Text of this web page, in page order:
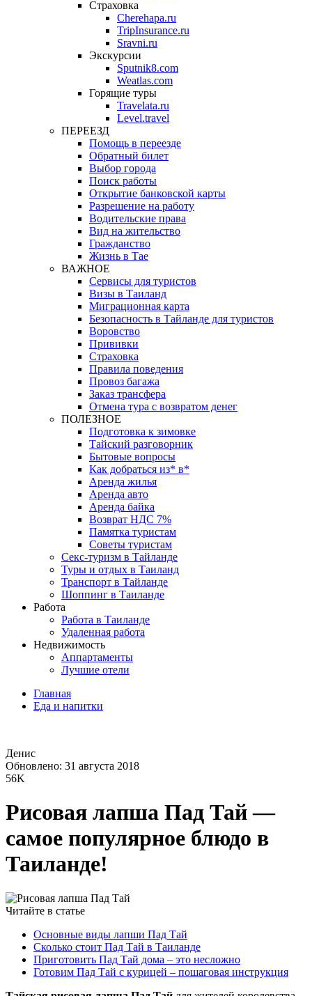
Страховка
Cherehapa.ru
TripInsurance.ru
Sravni.ru
Экскурсии
Sputnik8.com
Weatlas.com
Горящие туры
Travelata.ru
Level.travel
ПЕРЕЕЗД
Помощь в переезде
Обратный билет
Выбор города
Поиск работы
Открытие банковской карты
Разрешение на работу
Водительские права
Вид на жительство
Гражданство
Жизнь в Тае
ВАЖНОЕ
Сервисы для туристов
Визы в Таиланд
Миграционная карта
Безопасность в Тайланде для туристов
Воровство
Прививки
Страховка
Правила поведения
Провоз багажа
Заказ трансфера
Отмена тура с возвратом денег
ПОЛЕЗНОЕ
Подготовка к зимовке
Тайский разговорник
Бытовые вопросы
Как добраться из* в*
Аренда жилья
Аренда авто
Аренда байка
Возврат НДС 7%
Памятка туристам
Советы туристам
Секс-туризм в Тайланде
Туры и отдых в Таиланд
Транспорт в Тайланде
Шоппинг в Таиланде
Работа
Работа в Таиланде
Удаленная работа
Недвижимость
Аппартаменты
Лучшие отели
Главная
Еда и напитки
Денис
Обновлено: 31 августа 2018
56K
Рисовая лапша Пад Тай —
самое популярное блюдо в
Таиланде!
Читайте в статье
Основные виды лапши Пад Тай
Сколько стоит Пад Тай в Таиланде
Приготовить Пад Тай дома – это несложно
Готовим Пад Тай с курицей – пошаговая инструкция